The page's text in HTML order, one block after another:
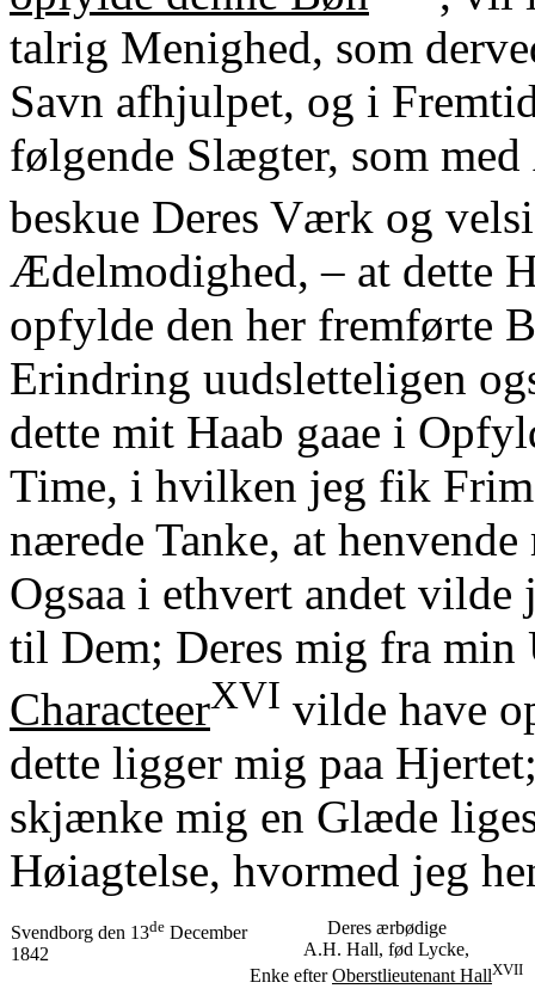
talrig Menighed, som
Savn afhjulpet, og i
følgende Slægter, som
beskue Deres Værk og
Ædelmodighed, – at dette
opfylde den her fremførte
Erindring uudsletteligen
dette mit Haab gaae i
Time, i hvilken jeg fik
nærede Tanke, at
Ogsaa i ethvert andet
til Dem; Deres mig fra
CharacteerXVI vilde have
dette ligger mig paa
skjænke mig en Glæde
Høiagtelse, hvormed jeg
Svendborg den 13de December
1842
Deres ærbødige
A.H. Hall, fød Lycke,
Enke efterOberstlieutenant HallXVII